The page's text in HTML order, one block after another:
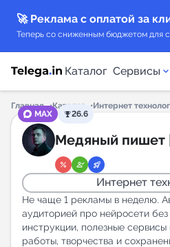
🚀 Реклама с оплатой за
Теперь со сниженным бюджетом для
Каталог Сервисы
Каталог каналов
Каталог ботов
Горящие предложения
Индекс читаемости
Главная Каталог Интернет
MAX
26.6
Медяный пишет
Интернет
Не чаще 1 рекламы в неделю.
аудиторией про нейросети
инструкции, полезные
работы, творчества и